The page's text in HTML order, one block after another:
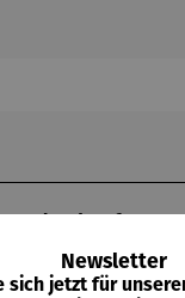
Kunden kauften
Newsletter
sich jetzt für